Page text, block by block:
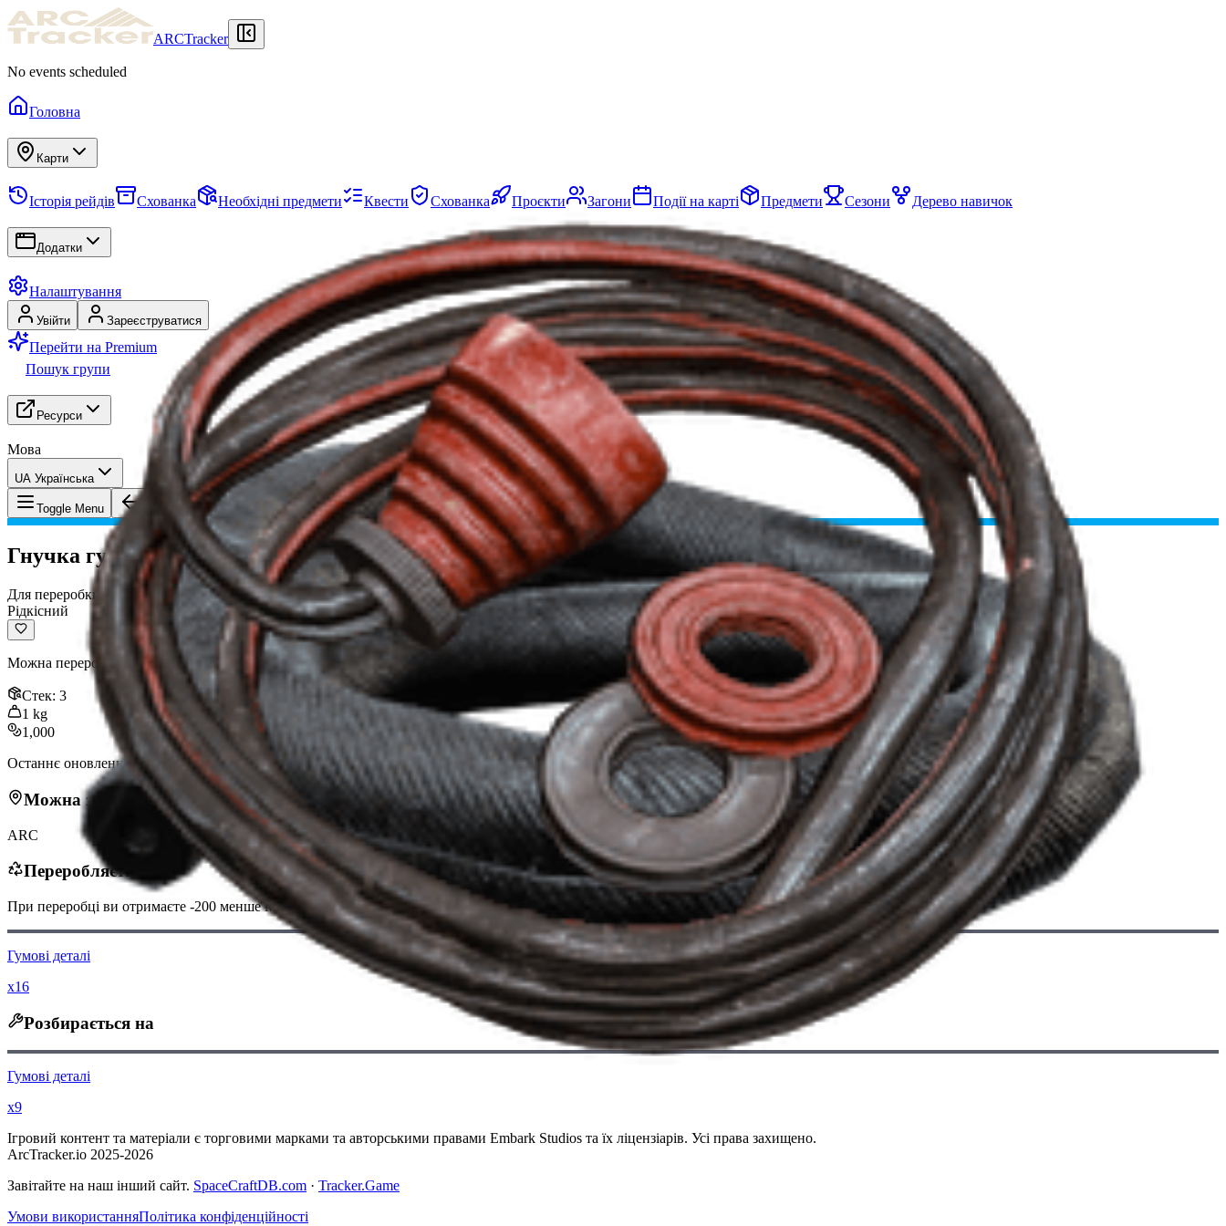
ARCTracker
No events scheduled
Головна
Карти
Історія рейдів Схованка Необхідні предмети Квести Схованка Проєкти Загони Події на карті Предмети Сезони Дерево навичок
Додатки
Налаштування
Увійти Зареєструватися
Перейти на Premium
Пошук групи
Ресурси
Мова
UA Українська
Toggle Menu Предмет Гнучка гума ARC
Гнучка гума ARC
Для переробки
Рідкісний
Можна переробити на матеріали для крафту.
Стек: 3
1 kg
1,000
Останнє оновлення
:Jan 13, 2026
Можна знайти в
ARC
Переробляється в
При переробці ви отримаєте -200 менше Монет рейдера
Гумові деталі
x16
Розбирається на
Гумові деталі
x9
Ігровий контент та матеріали є торговими марками та авторськими правами Embark Studios та їх ліцензіарів. Усі права захищено.
ArcTracker.io 2025-2026
Завітайте на наш інший сайт. SpaceCraftDB.com · Tracker.Game
Умови використанняПолітика конфіденційності